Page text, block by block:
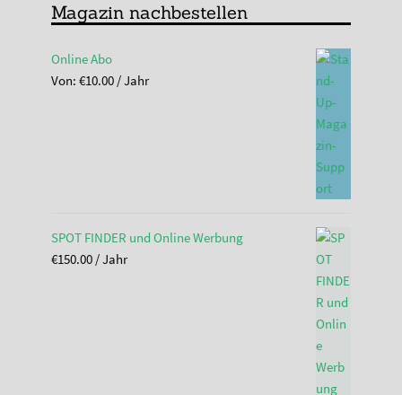
Magazin nachbestellen
Online Abo
Von: €10.00 / Jahr
SPOT FINDER und Online Werbung
€150.00 / Jahr